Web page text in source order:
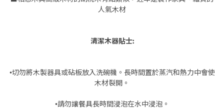
人氣木材
清潔木器貼士:
•切勿將木製器具或砧板放入洗碗機。長時間置於蒸汽和熱力中會使
木材裂開。
•請勿讓餐具長時間浸泡在水中浸泡。